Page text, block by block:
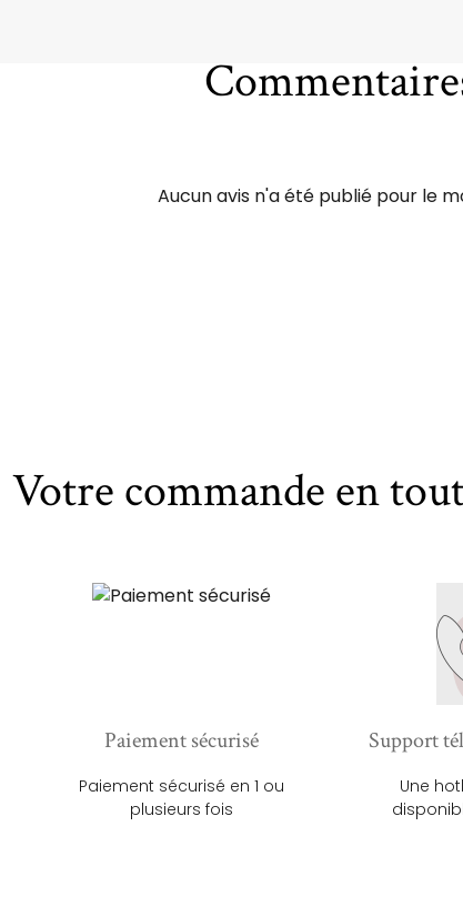
Aucun avis n'a été publié pour le
Votre commande en
Paiement sécurisé
Paiement sécurisé en 1 ou
plusieurs fois
Support
Une